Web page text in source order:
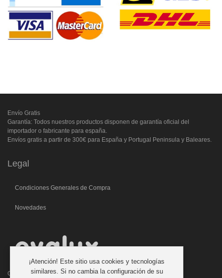
Envío Gratis
Garantía: Todos nuestros productos disponen de garantía oficial del
importador o fabricante para españa.
Envíos gratis a partir de 300€ para España y Portugal Peninsula y Baleares.
Legal
Condiciones Generales de Compra
Novedades
C/. Laforja, 46
¡Atención! Este sitio usa cookies y tecnologías
similares. Si no cambia la configuración de su